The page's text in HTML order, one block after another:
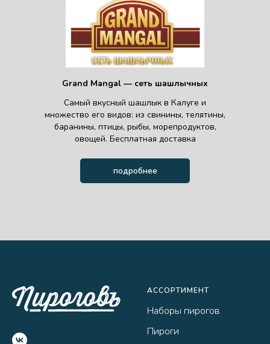
Grand Mangal — сеть шашлычных
Самый вкусный шашлык в Калуге и
множество его видов: из свинины, телятины,
баранины, птицы, рыбы, морепродуктов,
овощей. Бесплатная доставка
подробнее
АССОРТИМЕНТ
Наборы пирогов
Пироги